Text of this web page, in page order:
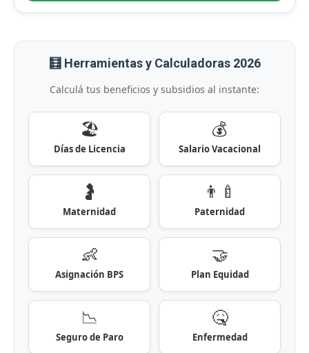
🧮 Herramientas y Calculadoras 2026
Calculá tus beneficios y subsidios al instante:
🏖️
Días de Licencia
💰
Salario Vacacional
🤰
Maternidad
👨‍🍼
Paternidad
👶
Asignación BPS
🤝
Plan Equidad
📉
Seguro de Paro
🤒
Enfermedad